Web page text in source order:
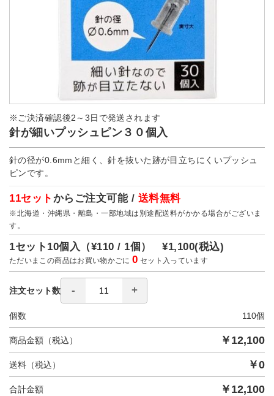
※ご決済確認後2～3日で発送されます
針が細いプッシュピン３０個入
針の径が0.6mmと細く、針を抜いた跡が目立ちにくいプッシュ
ピンです。
11セット からご注文可能 / 送料無料
※北海道・沖縄県・離島・一部地域は別途配送料がかかる場合がございま
す。
1セット10個入（¥110 / 1個）¥1,100(税込)
ただいまこの商品はお買い物かごに0 セット入っています
注文セット数
個数 110個
商品金額（税込） ￥ 12,100
送料（税込） ￥0
合計金額 ￥ 12,100